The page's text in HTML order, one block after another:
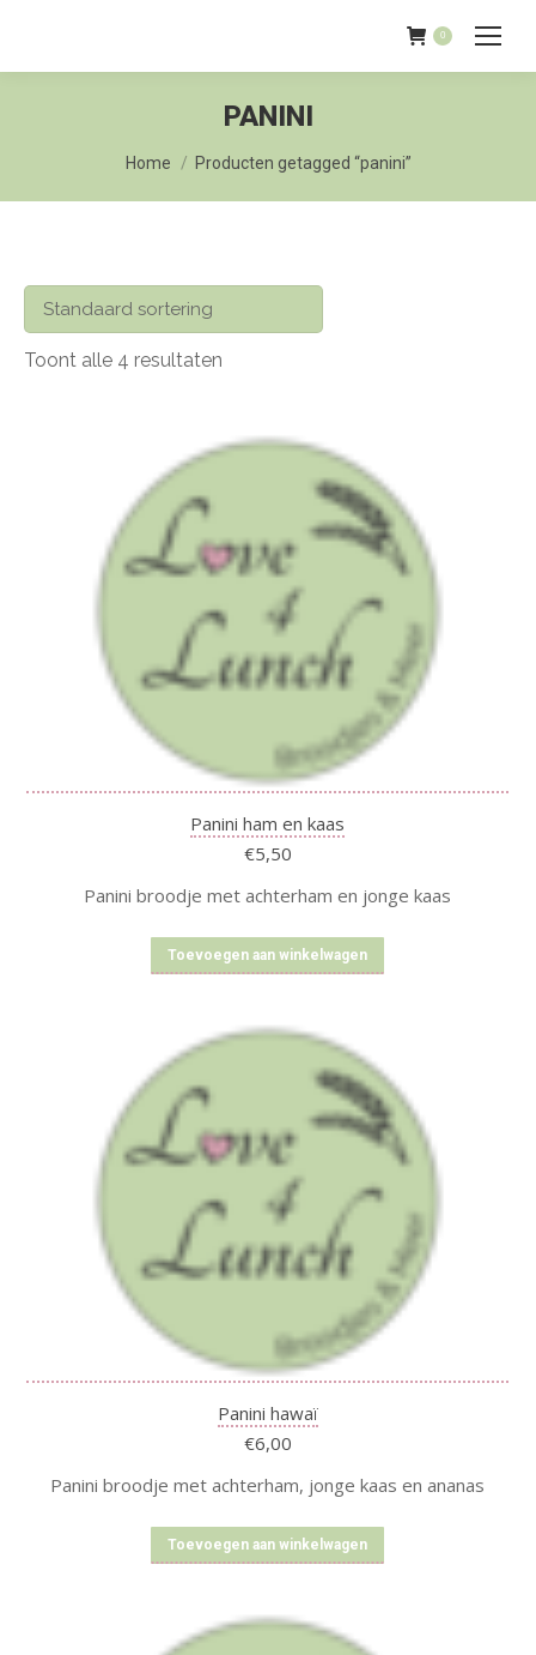
0
PANINI
Je bent hier:
Home Producten getagged “panini”
Toont alle 4 resultaten
Panini ham en kaas
€5,50
Panini broodje met achterham en jonge kaas
Toevoegen aan winkelwagen
Panini hawaï
€6,00
Panini broodje met achterham, jonge kaas en ananas
Toevoegen aan winkelwagen